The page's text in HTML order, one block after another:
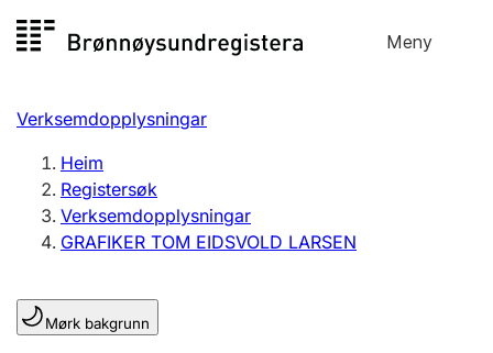
til
Meny
Registersøk
Aksjeselskap
Enkeltpersonføretak
Registrere, endre, slette
Lag og foreining
Verksemdopplysningar
Heim
Registersøk
Verksemdopplysningar
GRAFIKER TOM EIDSVOLD LARSEN
Mørk bakgrunn